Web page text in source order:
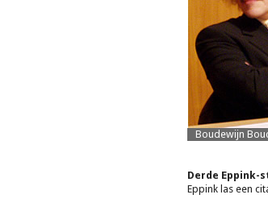
Boudewijn
Derde Eppink-
Eppink las een